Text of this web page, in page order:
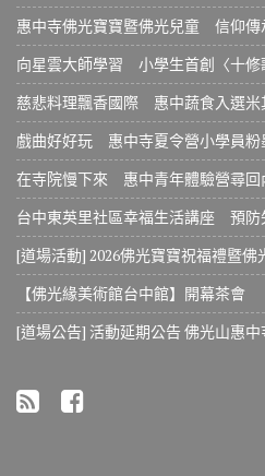
惠中寺佛光寶寶暨佛光兒童 信仰傳
向星雲大師學習 小學生首創〈十修
慈悲料理飄香國際 惠中蔬食入選米
戲曲好好玩 惠中寺夏令營小學員粉
在寺院慢下來 惠中青年體驗營尋回
台中東英里社區幸福生活講座 預防
[道場活動] 2026佛光寶寶祝福禮暨佛
【佛光緣美術館台中館】開幕茶會
[道場公告] 活動延期公告 佛光山惠